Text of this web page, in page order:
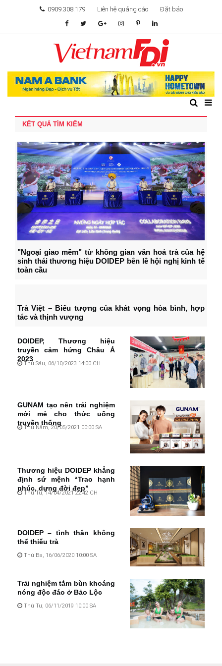
0909.308.179 Liên hệ quảng cáo Đặt báo
TÂM ĐIỂM ĐẦU TƯ
TÀI CHÍNH
GIẢI TRÍ & CÔNG NGHỆ
KẾT QUẢ TÌM KIẾM
"Ngoại giao mềm" từ không gian văn hoá trà của hệ
sinh thái thương hiệu DOIDEP bên lề hội nghị kinh tế
toàn cầu
Trà Việt – Biểu tượng của khát vọng hòa bình, hợp
tác và thịnh vượng
DOIDEP, Thương hiệu
truyền cảm hứng Châu Á
2023
Thứ Sáu, 06/10/2023 14:00 CH
GUNAM tạo nên trải nghiệm
mới mẻ cho thức uống
truyền thống
Thứ Năm, 20/05/2021 00:00 SA
Thương hiệu DOIDEP khẳng
định sứ mệnh “Trao hạnh
phúc, dựng đời đẹp”
Thứ Tư, 14/04/2021 22:42 CH
DOIDEP – tình thân không
thể thiếu trà
Thứ Ba, 16/06/2020 10:00 SA
Trải nghiệm tắm bùn khoáng
nóng độc đáo ở Bảo Lộc
Thứ Tư, 06/11/2019 10:00 SA